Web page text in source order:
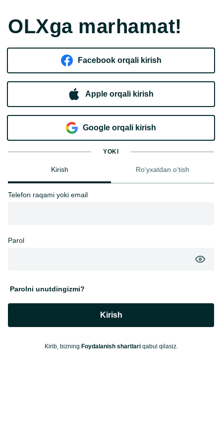
OLXga marhamat!
Facebook orqali kirish​
Apple orqali kirish
Goo​g​le orqali kirish
YOKI
Kirish Ro‘yxatdan o‘tish
Telefon raqami yoki email
Parol
Parolni unutdingizmi?
Kirish
Kirib, bizning Foydalanish shartlariqabul qilasiz.